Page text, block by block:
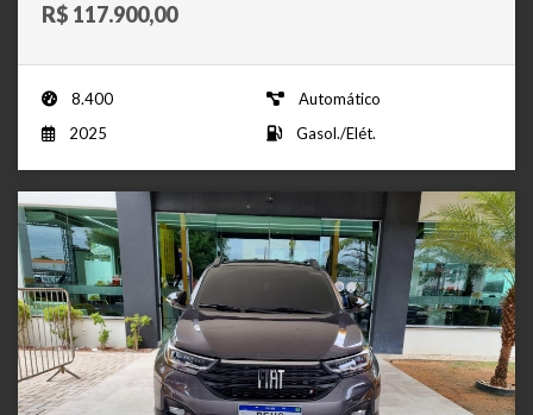
R$ 117.900,00
8.400
Automático
2025
Gasol./Elét.